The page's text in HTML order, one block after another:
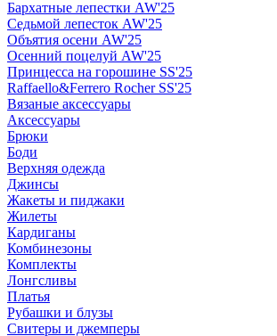
Бархатные лепестки AW'25
Седьмой лепесток AW'25
Объятия осени AW'25
Осенний поцелуй AW'25
Принцесса на горошине SS'25
Raffaello&Ferrero Rocher SS'25
Вязаные аксессуары
Аксессуары
Брюки
Боди
Верхняя одежда
Джинсы
Жакеты и пиджаки
Жилеты
Кардиганы
Комбинезоны
Комплекты
Лонгсливы
Платья
Рубашки и блузы
Свитеры и джемперы